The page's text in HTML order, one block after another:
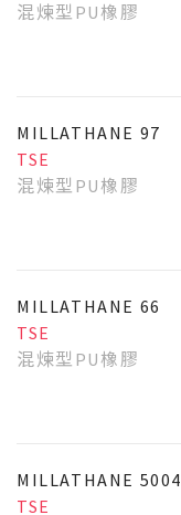
混煉型PU橡膠
MILLATHANE 97
TSE
混煉型PU橡膠
MILLATHANE 66
TSE
混煉型PU橡膠
MILLATHANE 5004
TSE